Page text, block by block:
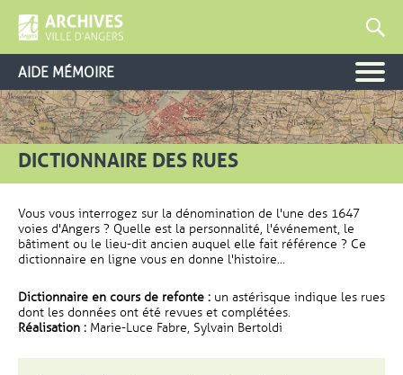
AIDE MÉMOIRE
DICTIONNAIRE DES RUES
Vous vous interrogez sur la dénomination de l'une des 1647
voies d'Angers ? Quelle est la personnalité, l'événement, le
bâtiment ou le lieu-dit ancien auquel elle fait référence ? Ce
dictionnaire en ligne vous en donne l'histoire...
Dictionnaire en cours de refonte : un astérisque indique les rues
dont les données ont été revues et complétées.
Réalisation : Marie-Luce Fabre, Sylvain Bertoldi